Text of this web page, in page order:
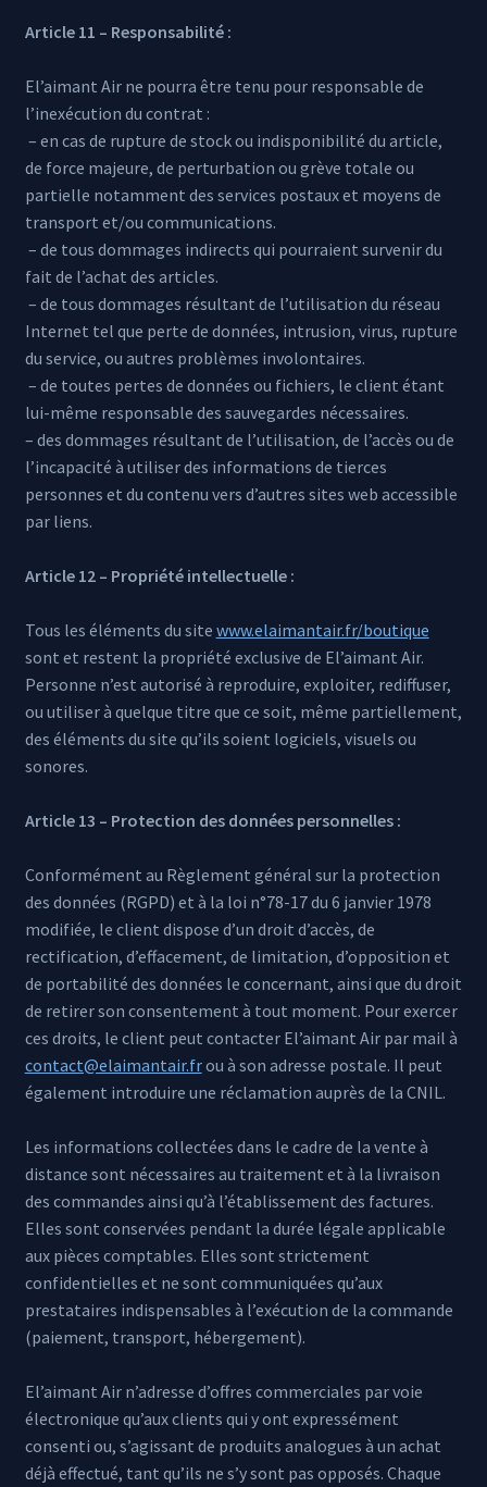
Article 11 – Responsabilité :
El’aimant Air ne pourra être tenu pour responsable de
l’inexécution du contrat :
– en cas de rupture de stock ou indisponibilité du article,
de force majeure, de perturbation ou grève totale ou
partielle notamment des services postaux et moyens de
transport et/ou communications.
– de tous dommages indirects qui pourraient survenir du
fait de l’achat des articles.
– de tous dommages résultant de l’utilisation du réseau
Internet tel que perte de données, intrusion, virus, rupture
du service, ou autres problèmes involontaires.
– de toutes pertes de données ou fichiers, le client étant
lui-même responsable des sauvegardes nécessaires.
– des dommages résultant de l’utilisation, de l’accès ou de
l’incapacité à utiliser des informations de tierces
personnes et du contenu vers d’autres sites web accessible
par liens.
Article 12 – Propriété intellectuelle :
Tous les éléments du site www.elaimantair.fr/boutique
sont et restent la propriété exclusive de El’aimant Air.
Personne n’est autorisé à reproduire, exploiter, rediffuser,
ou utiliser à quelque titre que ce soit, même partiellement,
des éléments du site qu’ils soient logiciels, visuels ou
sonores.
Article 13 – Protection des données personnelles :
Conformément au Règlement général sur la protection
des données (RGPD) et à la loi n°78-17 du 6 janvier 1978
modifiée, le client dispose d’un droit d’accès, de
rectification, d’effacement, de limitation, d’opposition et
de portabilité des données le concernant, ainsi que du droit
de retirer son consentement à tout moment. Pour exercer
ces droits, le client peut contacter El’aimant Air par mail à
contact@elaimantair.frou à son adresse postale. Il peut
également introduire une réclamation auprès de la CNIL.
Les informations collectées dans le cadre de la vente à
distance sont nécessaires au traitement et à la livraison
des commandes ainsi qu’à l’établissement des factures.
Elles sont conservées pendant la durée légale applicable
aux pièces comptables. Elles sont strictement
confidentielles et ne sont communiquées qu’aux
prestataires indispensables à l’exécution de la commande
(paiement, transport, hébergement).
El’aimant Air n’adresse d’offres commerciales par voie
électronique qu’aux clients qui y ont expressément
consenti ou, s’agissant de produits analogues à un achat
déjà effectué, tant qu’ils ne s’y sont pas opposés. Chaque